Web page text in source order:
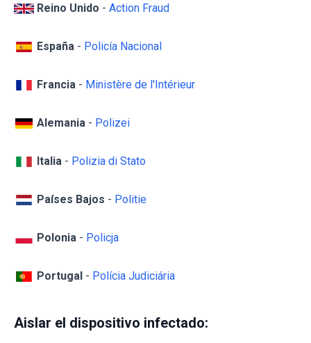
Reino Unido - Action Fraud
España - Policía Nacional
Francia - Ministère de l'Intérieur
Alemania - Polizei
Italia - Polizia di Stato
Países Bajos - Politie
Polonia - Policja
Portugal - Polícia Judiciária
Aislar el dispositivo infectado: